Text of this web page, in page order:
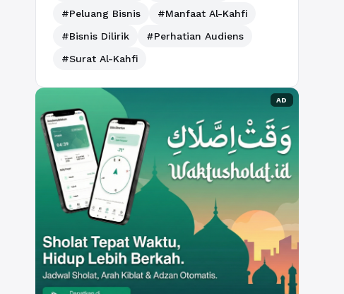
#Peluang Bisnis
#Manfaat Al-Kahfi
#Bisnis Dilirik
#Perhatian Audiens
#Surat Al-Kahfi
AD